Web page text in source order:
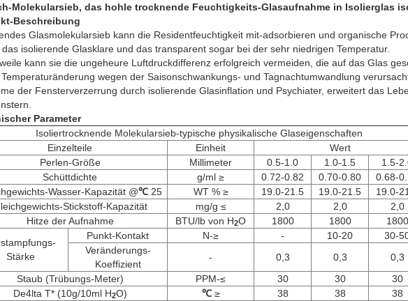
Molekularsieb, das hohle trocknende Feuchtigkeits-Glasaufnahme in Isolierglas
Beschreibung
Glasmolekularsieb kann die Residentfeuchtigkeit mit-adsorbieren und organische
das isolierende Glasklare und das transparent sogar bei der sehr niedrigen Temperatur.
kann sie die ungeheure Luftdruckdifferenz erfolgreich vermeiden, die auf das Glas
wegen der Saisonschwankungs- und Tagnachtumwandlung
der Fensterverzerrung durch isolierende Glasinflation und Psychiater, erweitert das
Parameter
Isoliertrocknende Molekularsieb-typische physikalische Glaseigenschaften
Einzelteile
Einheit
Wert
Perlen-Größe
Millimeter 0.5-1.0 1.0-1.5
1.5-
Schüttdichte
g/ml ≥ 0.72-0.82 0.70-0.80
0.68-
Wasser-Kapazität @℃25 WT % ≥ 19.0-21.5 19.0-21.5
19.0-
Stickstoff-Kapazität
mg/g ≤ 2,0 2,0
2,0
Hitze der Aufnahme
BTU/lb von H2O 1800 1800
1800
Stärke
Punkt-Kontakt N-≥ - 10-20
30-
Veränderungs-
Koeffizient
- 0,3 0,3
0,3
Staub (Trübungs-Meter)
PPM-≤ 30 30
30
De4lta T* (10g/10ml H2O) ℃≥ 38 38
38